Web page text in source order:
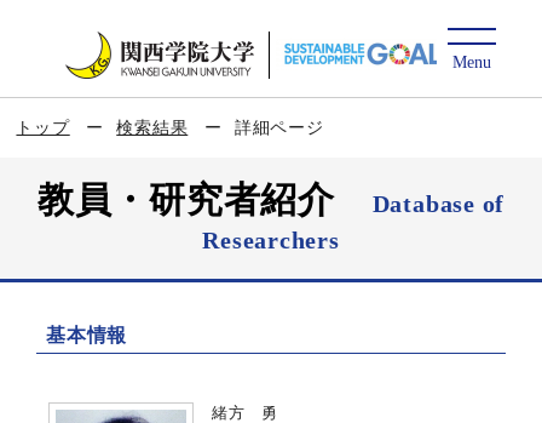
トップ 検索結果 詳細ページ
教員・研究者紹介
Database of
Researchers
基本情報
緒方 勇